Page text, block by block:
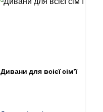
Дивани для всієї сім’ї